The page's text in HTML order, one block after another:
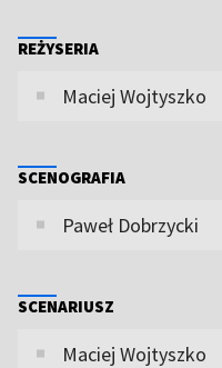
REŻYSERIA
Maciej Wojtyszko
SCENOGRAFIA
Paweł Dobrzycki
SCENARIUSZ
Maciej Wojtyszko